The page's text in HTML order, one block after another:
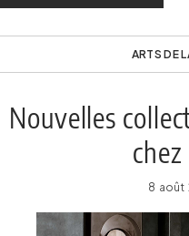
ARTS DE
Nouvelles
8 août